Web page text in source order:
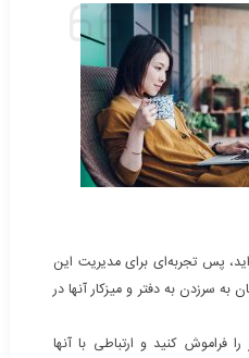
پس تجربه‌ای برای مدیریت این
به سرزدن به دفتر و میزکار آنها در
فراموش کنید و ارتباطی با آنها